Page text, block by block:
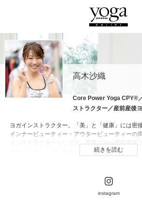
高木沙織
Core Power Yoga CPY®
ストラクター／産前産後
ヨガインストラクター。「美」と「健康」には密
インナービューティー・アウタービューティーの
インストラクターとしては、骨盤ヨガや産前産後
体幹トレーニングに特化したクラスなどボディメ
筆・イベントをおこない、多角的なサポートを得
にはヨガの2大イベントである『yoga fest』『
続きを読む
instagram